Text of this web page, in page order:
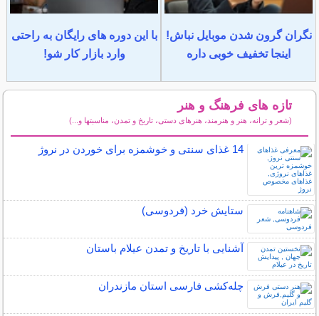
نگران گرون شدن موبایل نباش!
اینجا تخفیف خوبی داره
با این دوره های رایگان به راحتی
وارد بازار کار شو!
تازه های فرهنگ و هنر
(شعر و ترانه، هنر و هنرمند، هنرهای دستی، تاریخ و تمدن، مناسبتها و...)
14 غذای سنتی و خوشمزه برای خوردن در نروژ
ستایش خرد (فردوسی)
آشنایی با تاریخ و تمدن عیلام باستان
چله‌كشی فارسی استان مازندران